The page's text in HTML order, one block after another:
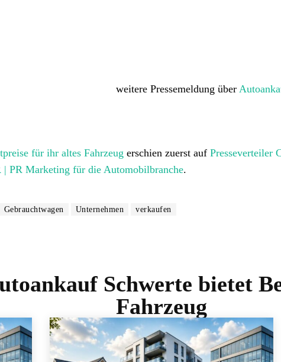
weitere Pressemeldung über
für ihr altes Fahrzeug erschien zuerst auf Presseverteiler
PR Marketing für die Automobilbranche.
Gebrauchtwagen Unternehmen verkaufen
Schwerte bietet
Fahrzeug